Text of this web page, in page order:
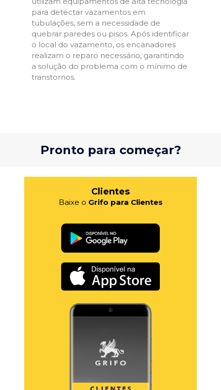
para detectar vazamentos em
tubulações, sem a necessidade de
quebrar paredes ou pisos. Após identificar
o local do vazamento, os encanadores
realizam o reparo necessário, garantindo
a solução do problema com o mínimo de
transtornos.
Pronto para começar?
Clientes
Baixe o Grifo para Clientes